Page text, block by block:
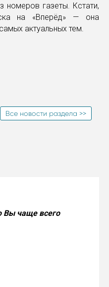
газеты. Кстати,
на «Вперёд» — она
актуальных тем.
Все новости раздела >>
Вы чаще всего